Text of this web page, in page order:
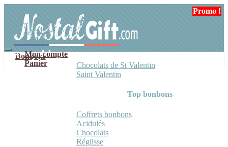
navigation
contenu
Mon compte
Panier
Bonbons
Chocolats de St Valentin
Saint Valentin
Top bonbons
Coffrets bonbons
Acidulés
Chocolats
Réglisse
Promo !